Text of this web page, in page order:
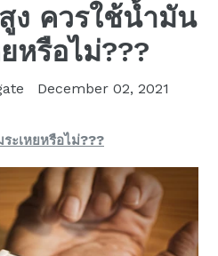
ง ควรใช้น้ำมัน
หรือไม่???
December 02, 2021
ะเหยหรือไม่???